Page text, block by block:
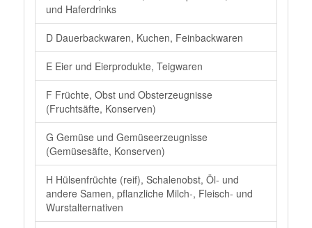
und Haferdrinks
D Dauerbackwaren, Kuchen, Feinbackwaren
E Eier und Eierprodukte, Teigwaren
F Früchte, Obst und Obsterzeugnisse
(Fruchtsäfte, Konserven)
G Gemüse und Gemüseerzeugnisse
(Gemüsesäfte, Konserven)
H Hülsenfrüchte (reif), Schalenobst, Öl- und
andere Samen, pflanzliche Milch-, Fleisch- und
Wurstalternativen